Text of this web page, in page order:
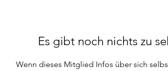
Es gibt noch nichts zu
Wenn dieses Mitglied Infos über sich